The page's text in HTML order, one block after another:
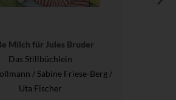
Milch für Jules Bruder
Das Stillbüchlein
/ Sabine Friese-Berg /
Uta Fischer